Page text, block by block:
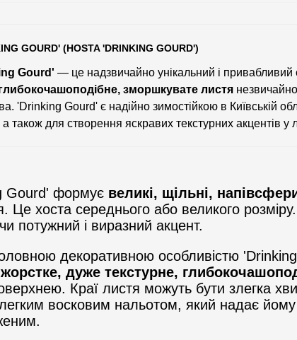
GOURD' (HOSTA 'DRINKING GOURD')
Gourd' — це надзвичайно унікальний і
зморшкувате листя
'Drinking Gourd' є надійно зимостійкою в Київській
також для створення яскравих текстурних акцентів у
Gourd' формує великі, щільні,
Це хоста середнього або великого
потужний і виразний акцент.
декоративною особливістю
дуже текстурне,
Краї листя можуть бути злегка
восковим нальотом, який надає йому